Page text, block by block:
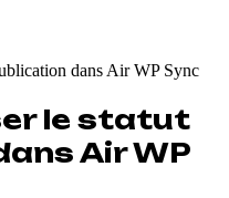
dans Air WP Sync
le statut
Air WP